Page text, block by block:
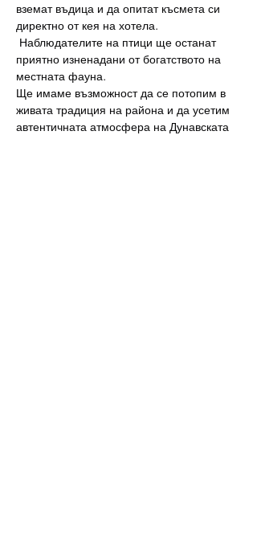
вземат въдица и да опитат късмета си
директно от кея на хотела.
Наблюдателите на птици ще останат
приятно изненадани от богатството на
местната фауна.
Ще имаме възможност да се потопим в
живата традиция на района и да усетим
автентичната атмосфера на Дунавската